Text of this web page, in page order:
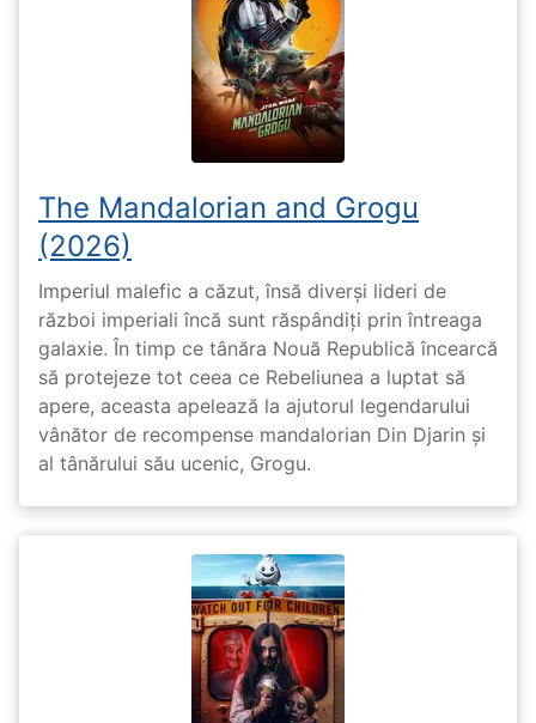
The Mandalorian and Grogu
(2026)
Imperiul malefic a căzut, însă diverși lideri de
război imperiali încă sunt răspândiți prin întreaga
galaxie. În timp ce tânăra Nouă Republică încearcă
să protejeze tot ceea ce Rebeliunea a luptat să
apere, aceasta apelează la ajutorul legendarului
vânător de recompense mandalorian Din Djarin și
al tânărului său ucenic, Grogu.